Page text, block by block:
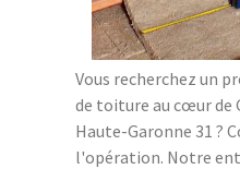
Vous recherchez un
de toiture au cœur de
Haute-Garonne 31 ?
l'opération. Notre